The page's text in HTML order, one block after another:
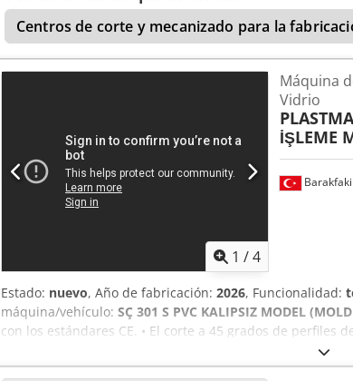
Presión de trabajo: 7 bar Peso: 1250 kg
Centros de corte y mecanizado para la
1 /4
Máquina
Vidrio
İŞLEME
Estado: nuevo, Año de fabricación: 2026, Funcionalidad:
máquina/vehículo: SÇ 301 S PVC KALIPSIZ MODEL
con los estándares CE. • El corte a 45 grados de perfiles
Ajuste para 12 tipos diferentes de corte de junquillo. •
simultáneamente. • Sistema de transportador derecho/